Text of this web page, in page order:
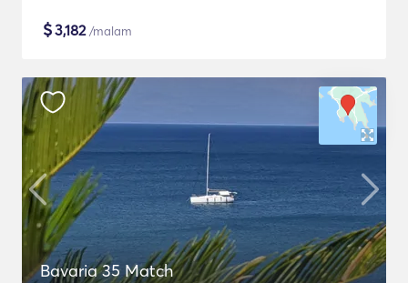
$3,182/malam
Bavaria 35 Match